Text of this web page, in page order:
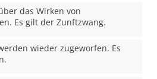
das Wirken von
Es gilt der Zunftzwang.
wieder zugeworfen. Es